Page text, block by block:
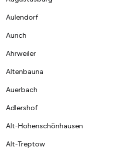
Aulendorf
Aurich
Ahrweiler
Altenbauna
Auerbach
Adlershof
Alt-Hohenschönhausen
Alt-Treptow